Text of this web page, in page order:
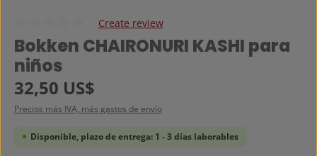
Calificación promedio de 0 de 5 estrellas
Create review
Bokken CHAIRONURI KASHI para
niños
Precio normal:
32,50 US$
Precios más IVA, más gastos de envío
Disponible, plazo de entrega: 1 - 3 días laborables